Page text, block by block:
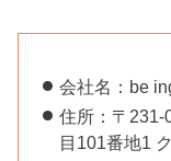
会社名：be
住所：〒231-
目101番地1